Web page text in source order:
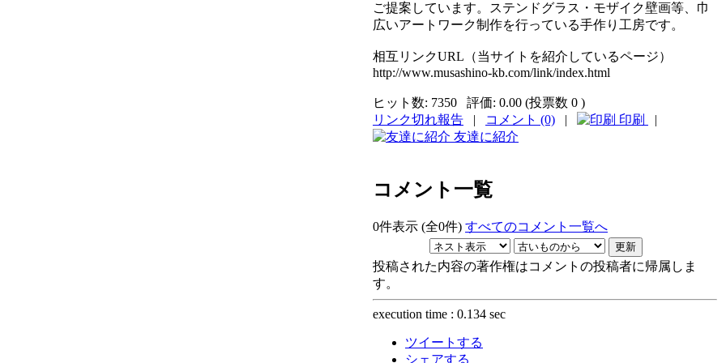
ご提案しています。ステンドグラス・モザイク壁画等、巾
広いアートワーク制作を行っている手作り工房です。
相互リンクURL（当サイトを紹介しているページ）
http://www.musashino-kb.com/link/index.html
ヒット数: 7350 評価: 0.00 (投票数 0 )
リンク切れ報告 | コメント (0) | 印刷
|
友達に紹介
コメント一覧
0件表示 (全0件) すべてのコメント一覧へ
投稿された内容の著作権はコメントの投稿者に帰属しま
す。
execution time : 0.134 sec
ツイートする
シェアする